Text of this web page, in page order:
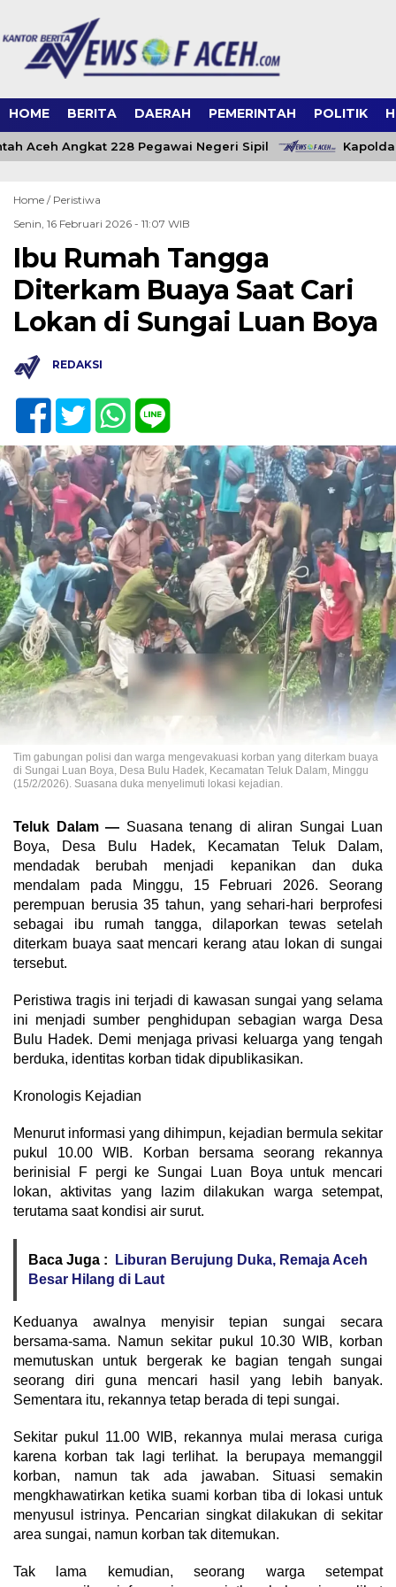
HOME BERITA DAERAH PEMERINTAH POLITIK
Aceh Angkat 228 Pegawai Negeri Sipil
Home / Peristiwa
Senin, 16 Februari 2026 - 11:07 WIB
Ibu Rumah Tangga
Diterkam Buaya Saat Cari
Lokan di Sungai Luan Boya
REDAKSI
Tim gabungan polisi dan warga mengevakuasi korban yang diterkam buaya
di Sungai Luan Boya, Desa Bulu Hadek, Kecamatan Teluk Dalam, Minggu
(15/2/2026). Suasana duka menyelimuti lokasi kejadian.
Teluk Dalam — Suasana tenang di aliran Sungai Luan
Boya, Desa Bulu Hadek, Kecamatan Teluk Dalam,
mendadak berubah menjadi kepanikan dan duka
mendalam pada Minggu, 15 Februari 2026. Seorang
perempuan berusia 35 tahun, yang sehari-hari berprofesi
sebagai ibu rumah tangga, dilaporkan tewas setelah
diterkam buaya saat mencari kerang atau lokan di sungai
tersebut.
Peristiwa tragis ini terjadi di kawasan sungai yang selama
ini menjadi sumber penghidupan sebagian warga Desa
Bulu Hadek. Demi menjaga privasi keluarga yang tengah
berduka, identitas korban tidak dipublikasikan.
Kronologis Kejadian
Menurut informasi yang dihimpun, kejadian bermula sekitar
pukul 10.00 WIB. Korban bersama seorang rekannya
berinisial F pergi ke Sungai Luan Boya untuk mencari
lokan, aktivitas yang lazim dilakukan warga setempat,
terutama saat kondisi air surut.
Baca Juga :
Liburan Berujung Duka, Remaja Aceh
Besar Hilang di Laut
Keduanya awalnya menyisir tepian sungai secara
bersama-sama. Namun sekitar pukul 10.30 WIB, korban
memutuskan untuk bergerak ke bagian tengah sungai
seorang diri guna mencari hasil yang lebih banyak.
Sementara itu, rekannya tetap berada di tepi sungai.
Sekitar pukul 11.00 WIB, rekannya mulai merasa curiga
karena korban tak lagi terlihat. Ia berupaya memanggil
korban, namun tak ada jawaban. Situasi semakin
mengkhawatirkan ketika suami korban tiba di lokasi untuk
menyusul istrinya. Pencarian singkat dilakukan di sekitar
area sungai, namun korban tak ditemukan.
Tak lama kemudian, seorang warga setempat